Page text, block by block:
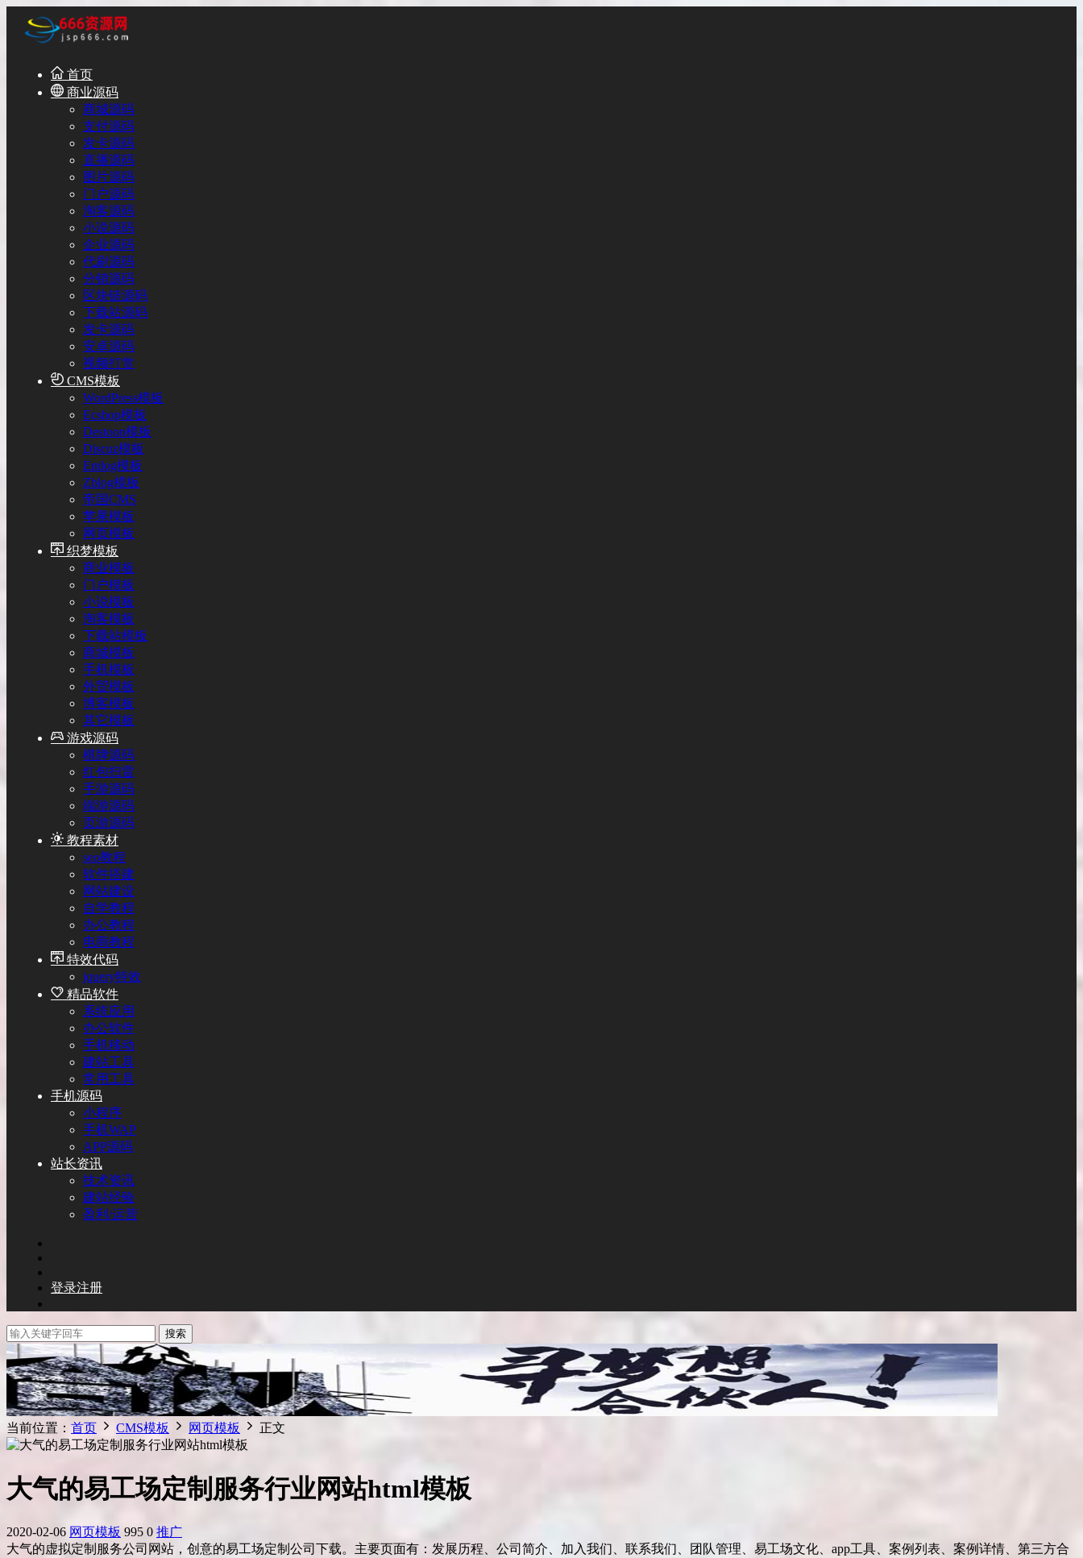
首页
商业源码
商城源码
支付源码
发卡源码
直播源码
图片源码
门户源码
淘客源码
小说源码
企业源码
代刷源码
分销源码
区块链源码
下载站源码
发卡源码
安卓源码
视频打赏
CMS模板
WordPress模板
Ecshop模板
Destoon模板
Discuz模板
Emlog模板
Zblog模板
帝国CMS
苹果模板
网页模板
织梦模板
商业模板
门户模板
小说模板
淘客模板
下载站模板
商城模板
手机模板
外贸模板
博客模板
其它模板
游戏源码
棋牌源码
红包扫雷
手游源码
端游源码
页游源码
教程素材
seo教程
软件搭建
网站建设
自学教程
办公教程
电商教程
特效代码
jquery特效
精品软件
系统应用
办公软件
手机移动
建站工具
常用工具
手机源码
小程序
手机WAP
APP源码
站长资讯
技术资讯
建站经验
盈利/运营
登录注册
搜索
当前位置： 首页 CMS模板 网页模板 正文
大气的易工场定制服务行业网站html模板
2020-02-06 网页模板 995 0 推广
大气的虚拟定制服务公司网站，创意的易工场定制公司下载。主要页面有：发展历程、公司简介、加入我们、联系我们、团队管理、易工场文化、app工具、案例列表、案例详情、第三方合